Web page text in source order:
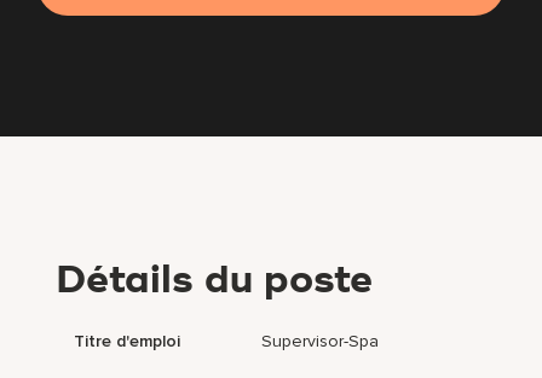
Détails du poste
Titre d'emploi Supervisor-Spa